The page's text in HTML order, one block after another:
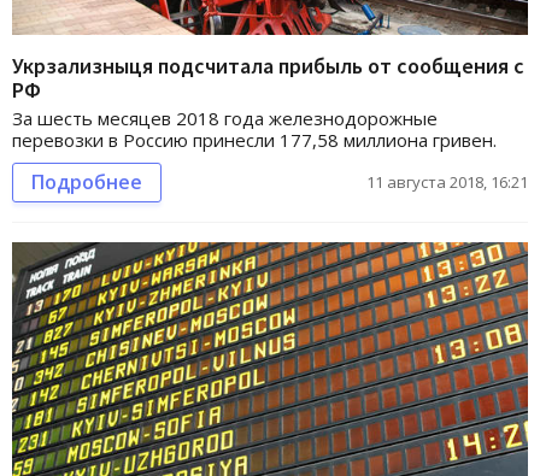
Укрзализныця подсчитала прибыль от сообщения с
РФ
За шесть месяцев 2018 года железнодорожные
перевозки в Россию принесли 177,58 миллиона гривен.
Подробнее 11 августа 2018, 16:21